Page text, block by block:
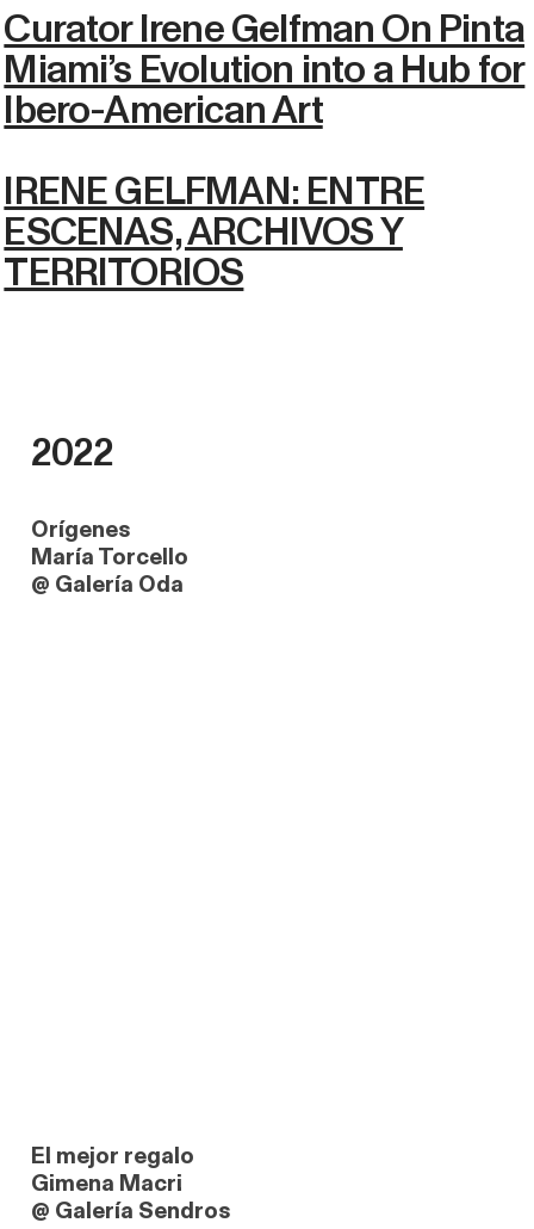
Curator Irene Gelfman On Pinta
Miami’s Evolution into a Hub for
Ibero-American Art
IRENE GELFMAN: ENTRE
ESCENAS, ARCHIVOS Y
TERRITORIOS
2022
Orígenes
María Torcello
@ Galería Oda
El mejor regalo
Gimena Macri
@ Galería Sendros